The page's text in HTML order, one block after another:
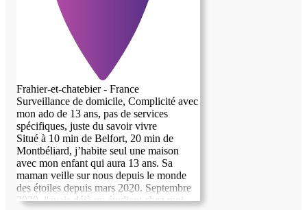
Frahier-et-chatebier - France
Surveillance de domicile, Complicité avec
mon ado de 13 ans, pas de services
spécifiques, juste du savoir vivre
Situé à 10 min de Belfort, 20 min de
Montbéliard, j’habite seul une maison
avec mon enfant qui aura 13 ans. Sa
maman veille sur nous depuis le monde
des étoiles depuis mars 2020. Septembre
2020, j'avais déjà un étudiant chez moi,